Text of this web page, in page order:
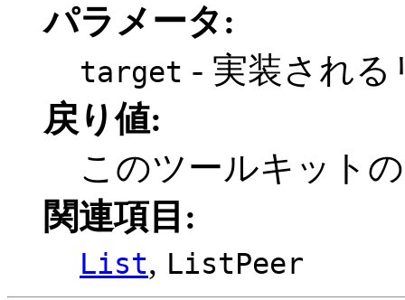
パラメータ:
target - 実装される
戻り値:
このツールキット
関連項目:
List, ListPeer